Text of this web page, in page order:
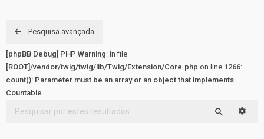
Registrar
Entrar
Tópicos
Pesquisa avançada
[phpBB Debug] PHP Warning: in file
[ROOT]/vendor/twig/twig/lib/Twig/Extension/Core.php on line 1266:
count(): Parameter must be an array or an object that implements
Countable